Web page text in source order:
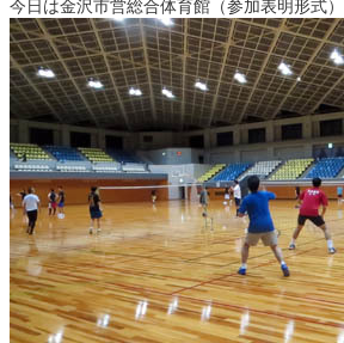
今日は金沢市営総合体育館（参加表明形式）